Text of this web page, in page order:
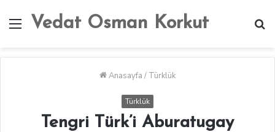
Menü
Vedat Osman Korkut
...
Anasayfa / Türklük
Türklük
Tengri Türk’i Aburatugay